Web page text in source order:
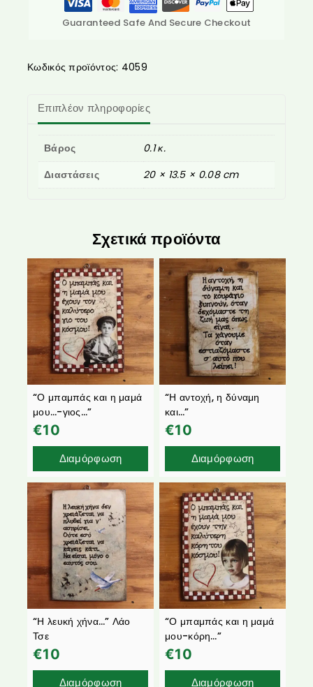
Guaranteed Safe And Secure Checkout
Κωδικός προϊόντος: 4059
Επιπλέον πληροφορίες
Βάρος
0.1 κ.
Διαστάσεις
20 × 13.5 × 0.08 cm
Σχετικά προϊόντα
“Ο μπαμπάς και η μαμά
μου…-γιος…”
€10
Διαμόρφωση
“Η αντοχή, η δύναμη
και…”
€10
Διαμόρφωση
“Η λευκή χήνα…” Λάο
Τσε
€10
Διαμόρφωση
“Ο μπαμπάς και η μαμά
μου-κόρη…”
€10
Διαμόρφωση